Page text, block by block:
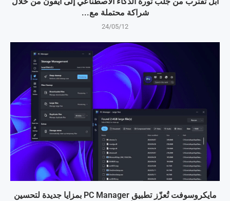
شراكة محتملة مع...
24/05/12
مايكروسوفت تُعزّز تطبيق PC Manager بمزايا جديدة لتحسين